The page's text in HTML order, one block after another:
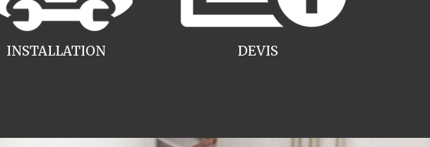
INSTALLATION DEVIS